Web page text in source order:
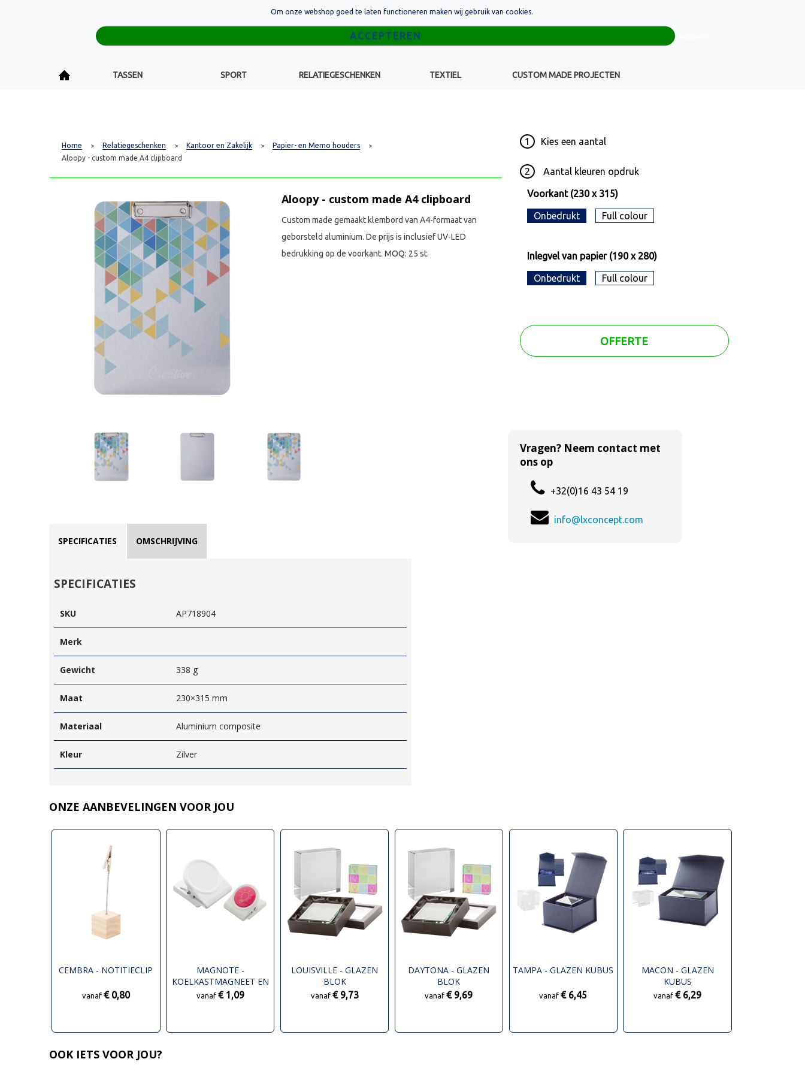
+32(0)16 43 54 19
TASSEN SPORT RELATIEGESCHENKEN TEXTIEL CUSTOM MADE PROJECTEN
Home > Relatiegeschenken > Kantoor en Zakelijk > Papier- en Memo houders >
Aloopy - custom made A4 clipboard
1 Kies een aantal
2 Aantal kleuren opdruk
Voorkant (230 x 315)
Onbedrukt Full colour
Inlegvel van papier (190 x 280)
Onbedrukt Full colour
OFFERTE
Aloopy - custom made A4 clipboard
Custom made gemaakt klembord van A4-formaat van
geborsteld aluminium. De prijs is inclusief UV-LED
bedrukking op de voorkant. MOQ: 25 st.
SPECIFICATIES OMSCHRIJVING
SPECIFICATIES
SKU AP718904
Merk
Gewicht 338 g
Maat 230×315 mm
Materiaal Aluminium composite
Kleur Zilver
Vragen? Neem contact met
ons op
+32(0)16 43 54 19
info@lxconcept.com
ONZE AANBEVELINGEN VOOR JOU
CEMBRA - NOTITIECLIP
vanaf € 0,80
MAGNOTE -
KOELKASTMAGNEET EN
CLIP
vanaf € 1,09
LOUISVILLE - GLAZEN
BLOK
vanaf € 9,73
DAYTONA - GLAZEN
BLOK
vanaf€ 9,69
TAMPA - GLAZEN KUBUS
vanaf€ 6,45
MACON - GLAZEN
KUBUS
vanaf€ 6,29
OOK IETS VOOR JOU?
Om onze webshop goed te laten functioneren maken wij gebruik van cookies.